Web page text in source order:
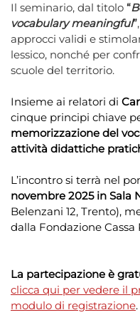
Il seminario, dal titolo “
vocabulary meaningful”
approcci validi e
lessico, nonché per
scuole del territorio.
Insieme ai relatori di
cinque principi chiave
memorizzazione del
attività didattiche
L’incontro si terrà nel
novembre 2025 in Sala
Belenzani 12, Trento),
dalla Fondazione Cassa
La partecipazione è
clicca qui per vedere il
modulo di registrazione.